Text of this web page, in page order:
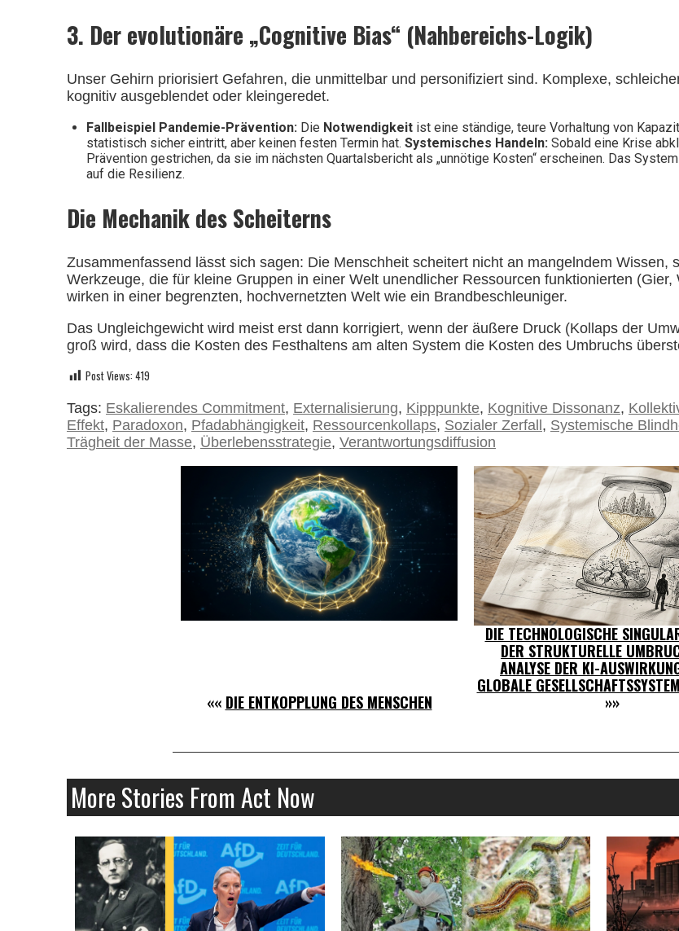
3. Der evolutionäre „Cognitive Bias“ (Nahbereichs-Logik)
Unser Gehirn priorisiert Gefahren, die unmittelbar und personifiziert sind. Komplexe,
kognitiv ausgeblendet oder kleingeredet.
Fallbeispiel Pandemie-Prävention: Die Notwendigkeit ist eine ständige, teure Vorhaltung von
statistisch sicher eintritt, aber keinen festen Termin hat. Systemisches Handeln: Sobald eine Krise
Prävention gestrichen, da sie im nächsten Quartalsbericht als „unnötige Kosten“ erscheinen. Das
auf die Resilienz.
Die Mechanik des Scheiterns
Zusammenfassend lässt sich sagen: Die Menschheit scheitert nicht an mangelndem Wissen,
Werkzeuge, die für kleine Gruppen in einer Welt unendlicher Ressourcen funktionierten
wirken in einer begrenzten, hochvernetzten Welt wie ein Brandbeschleuniger.
Das Ungleichgewicht wird meist erst dann korrigiert, wenn der äußere Druck (Kollaps der
groß wird, dass die Kosten des Festhaltens am alten System die Kosten des Umbruchs
Post Views: 419
Tags: Eskalierendes Commitment, Externalisierung, Kipppunkte, Kognitive Dissonanz,
Effekt, Paradoxon, Pfadabhängigkeit, Ressourcenkollaps, Sozialer Zerfall , Systemische
Trägheit der Masse, Überlebensstrategie, Verantwortungsdiffusion
«« DIE ENTKOPPLUNG DES MENSCHEN
DIE TECHNOLOGISCHE
DER STRUKTURELLE
ANALYSE DER KI-
GLOBALE
»»
More Stories From Act Now